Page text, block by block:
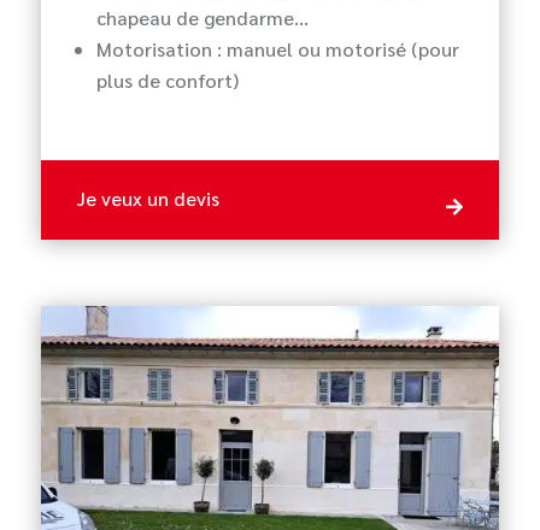
chapeau de gendarme…
Motorisation : manuel ou motorisé (pour
plus de confort)
Je veux un devis 